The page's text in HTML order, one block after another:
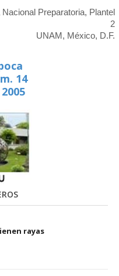
Preparatoria, Plantel
2
UNAM, México, D.F.
14
rayas